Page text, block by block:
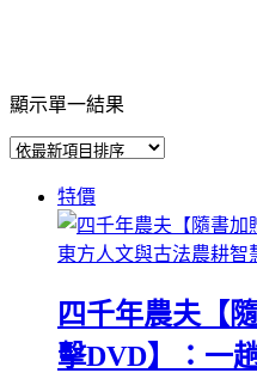
顯示單一結果
特價
四千年農夫【
擊DVD】：一